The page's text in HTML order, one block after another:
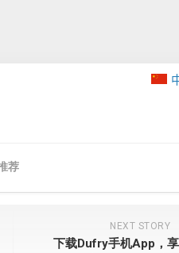
荐
NEXT STORY
下载Dufry手机App，